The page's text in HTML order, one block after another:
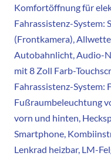
Komfortöffnung für
Fahrassistenz-System:
(Frontkamera),
Autobahnlicht, Audio-
mit 8 Zoll Farb-
Fahrassistenz-System:
Fußraumbeleuchtung
vorn und hinten,
Smartphone,
Lenkrad heizbar, LM-